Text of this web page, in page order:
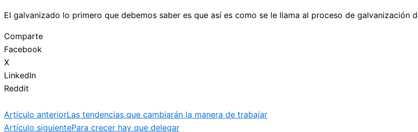
El galvanizado lo primero que debemos saber es que así es como se le llama al proceso de galvanización
Comparte
Facebook
X
LinkedIn
Reddit
Artículo anteriorLas tendencias que cambiarán la manera de trabajar
Artículo siguientePara crecer hay que delegar